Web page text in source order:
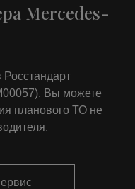
Mercedes-
Вы можете
планового ТО не